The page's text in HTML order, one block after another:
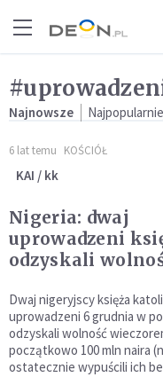
Najnowsze
6 lat temu KOŚCIÓŁ
KAI / kk
Nigeria: dwaj
uprowadzeni
odzyskali
Dwaj nigeryjscy księża
uprowadzeni 6 grudnia w
odzyskali wolność
początkowo 100 mln naira
ostatecznie wypuścili ich